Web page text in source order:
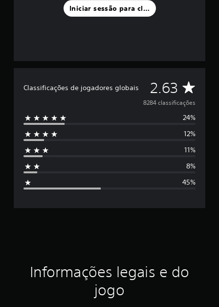
Iniciar sessão para classificar
Classificações de jogadores globais 2.63 C
l
a
i
ç
8284 classificações
24%
12%
11%
8%
45%
Informações legais e do
jogo